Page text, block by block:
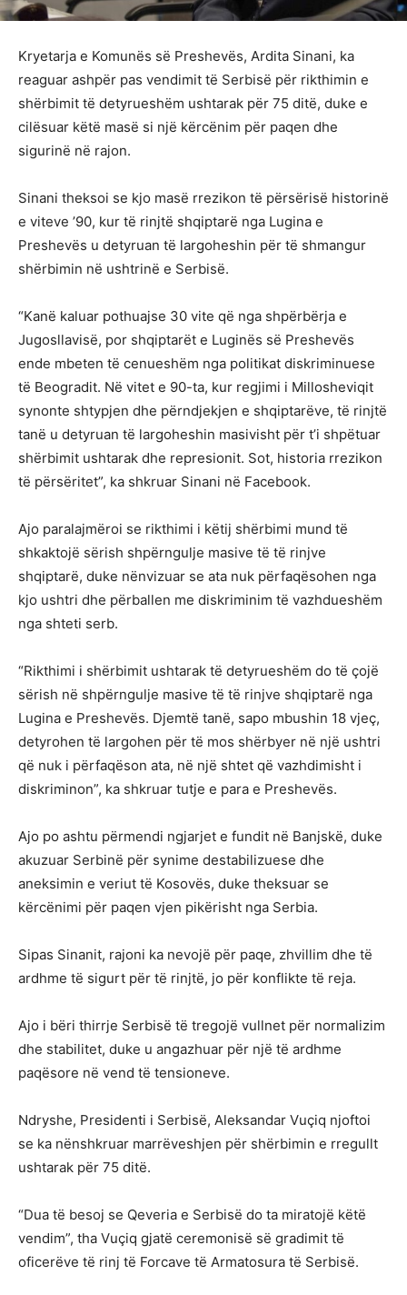
Kryetarja e Komunës së Preshevës, Ardita Sinani, ka
reaguar ashpër pas vendimit të Serbisë për rikthimin e
shërbimit të detyrueshëm ushtarak për 75 ditë, duke e
cilësuar këtë masë si një kërcënim për paqen dhe
sigurinë në rajon.
Sinani theksoi se kjo masë rrezikon të përsërisë historinë
e viteve ’90, kur të rinjtë shqiptarë nga Lugina e
Preshevës u detyruan të largoheshin për të shmangur
shërbimin në ushtrinë e Serbisë.
“Kanë kaluar pothuajse 30 vite që nga shpërbërja e
Jugosllavisë, por shqiptarët e Luginës së Preshevës
ende mbeten të cenueshëm nga politikat diskriminuese
të Beogradit. Në vitet e 90-ta, kur regjimi i Millosheviqit
synonte shtypjen dhe përndjekjen e shqiptarëve, të rinjtë
tanë u detyruan të largoheshin masivisht për t’i shpëtuar
shërbimit ushtarak dhe represionit. Sot, historia rrezikon
të përsëritet”, ka shkruar Sinani në Facebook.
Ajo paralajmëroi se rikthimi i këtij shërbimi mund të
shkaktojë sërish shpërngulje masive të të rinjve
shqiptarë, duke nënvizuar se ata nuk përfaqësohen nga
kjo ushtri dhe përballen me diskriminim të vazhdueshëm
nga shteti serb.
“Rikthimi i shërbimit ushtarak të detyrueshëm do të çojë
sërish në shpërngulje masive të të rinjve shqiptarë nga
Lugina e Preshevës. Djemtë tanë, sapo mbushin 18 vjeç,
detyrohen të largohen për të mos shërbyer në një ushtri
që nuk i përfaqëson ata, në një shtet që vazhdimisht i
diskriminon”, ka shkruar tutje e para e Preshevës.
Ajo po ashtu përmendi ngjarjet e fundit në Banjskë, duke
akuzuar Serbinë për synime destabilizuese dhe
aneksimin e veriut të Kosovës, duke theksuar se
kërcënimi për paqen vjen pikërisht nga Serbia.
Sipas Sinanit, rajoni ka nevojë për paqe, zhvillim dhe të
ardhme të sigurt për të rinjtë, jo për konflikte të reja.
Ajo i bëri thirrje Serbisë të tregojë vullnet për normalizim
dhe stabilitet, duke u angazhuar për një të ardhme
paqësore në vend të tensioneve.
Ndryshe, Presidenti i Serbisë, Aleksandar Vuçiq njoftoi
se ka nënshkruar marrëveshjen për shërbimin e rregullt
ushtarak për 75 ditë.
“Dua të besoj se Qeveria e Serbisë do ta miratojë këtë
vendim”, tha Vuçiq gjatë ceremonisë së gradimit të
oficerëve të rinj të Forcave të Armatosura të Serbisë.